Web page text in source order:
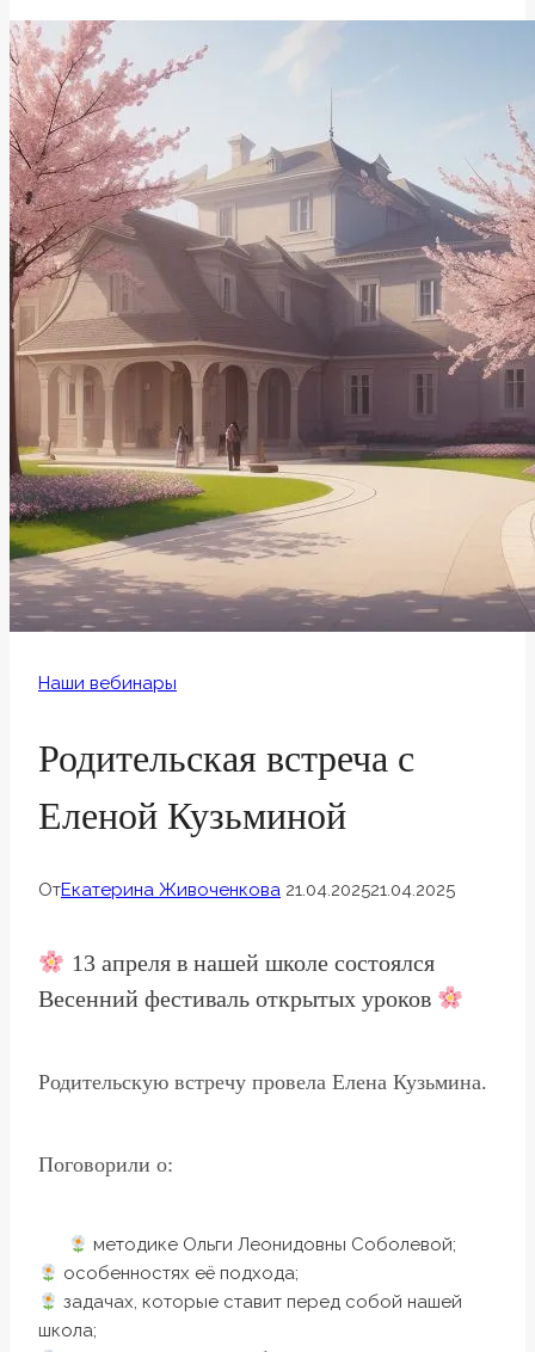
Наши вебинары
Родительская встреча с
Еленой Кузьминой
ОтЕкатерина Живоченкова 21.04.202521.04.2025
13 апреля в нашей школе состоялся
Весенний фестиваль открытых уроков
Родительскую встречу провела Елена Кузьмина.
Поговорили о:
методике Ольги Леонидовны Соболевой;
особенностях её подхода;
задачах, которые ставит перед собой нашей
школа;